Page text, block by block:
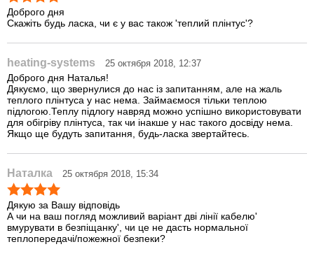
Доброго дня
Скажіть будь ласка, чи є у вас також 'теплий плінтус'?
heating-systems 25 октября 2018, 12:37
Доброго дня Наталья!
Дякуємо, що звернулися до нас із запитанням, але на жаль
теплого плінтуса у нас нема. Займаємося тільки теплою
підлогою.Теплу підлогу навряд можно успішно використовувати
для обігріву плінтуса, так чи інакше у нас такого досвіду нема.
Якщо ще будуть запитання, будь-ласка звертайтесь.
Наталка 25 октября 2018, 15:34
Дякую за Вашу відповідь
А чи на ваш погляд можливий варіант дві лінії кабелю'
вмурувати в безпіщанку', чи це не дасть нормальної
теплопередачі/пожежної безпеки?